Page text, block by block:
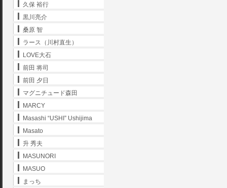
久保 裕行
黒川亮介
桑原 智
ラース（川村直生）
LOVE大石
前田 将司
前田 夕日
マグニチュード森田
MARCY
Masashi “USHI” Ushijima
Masato
升 秀夫
MASUNORI
MASUO
まっち